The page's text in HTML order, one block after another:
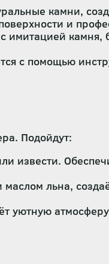
камни,
и
имитацией
с помощью
Подойдут:
извести.
льна,
уютную